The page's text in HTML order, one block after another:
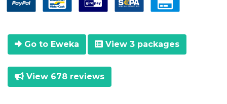
Go to Eweka View 3 packages
View 678 reviews